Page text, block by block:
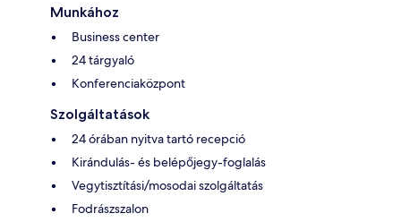
Munkához
Business center
24 tárgyaló
Konferenciaközpont
Szolgáltatások
24 órában nyitva tartó recepció
Kirándulás- és belépőjegy-foglalás
Vegytisztítási/mosodai szolgáltatás
Fodrászszalon